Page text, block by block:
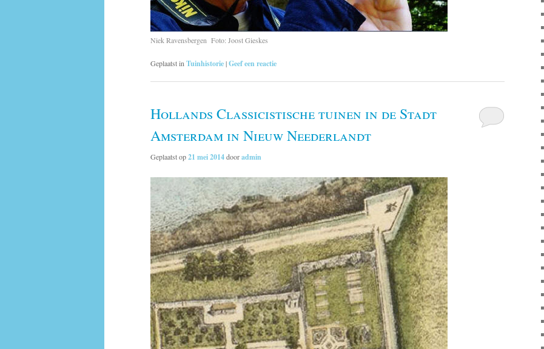
Niek Ravensbergen Foto: Joost Gieskes
Geplaatst inTuinhistorie|Geef een reactie
Hollands Classicistische tuinen in de Stadt
Amsterdam in Nieuw Neederlandt
Geplaatst op21 mei 2014dooradmin